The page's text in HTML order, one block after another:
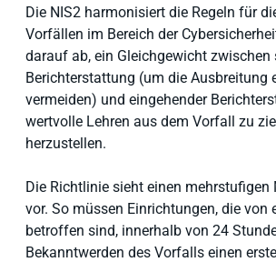
Die NIS2 harmonisiert die Regeln für
Vorfällen im Bereich der
darauf ab, ein Gleichgewicht zwischen
Berichterstattung (um die Ausbreitung
vermeiden) und eingehender
wertvolle Lehren aus dem Vorfall zu
herzustellen.
Die Richtlinie sieht einen mehrstufigen
vor. So müssen Einrichtungen, die von
betroffen sind, innerhalb von 24
Bekanntwerden des Vorfalls einen